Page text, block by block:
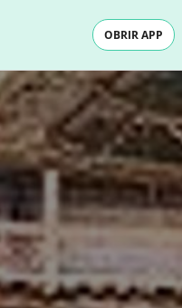
OBRIR APP